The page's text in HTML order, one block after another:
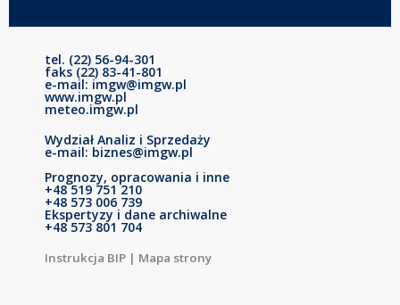
tel. (22) 56-94-301
faks (22) 83-41-801
e-mail: imgw@imgw.pl
www.imgw.pl
meteo.imgw.pl
Wydział Analiz i Sprzedaży
e-mail: biznes@imgw.pl
Prognozy, opracowania i inne
+48 519 751 210
+48 573 006 739
Ekspertyzy i dane archiwalne
+48 573 801 704
Instrukcja BIP | Mapa strony